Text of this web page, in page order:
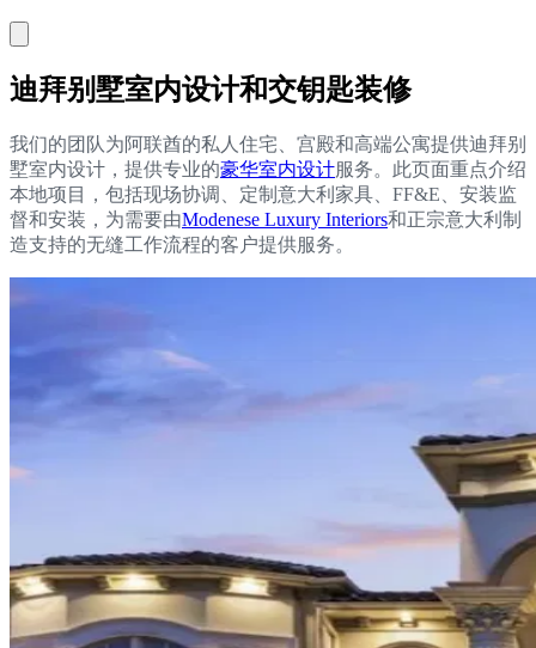
迪拜别墅室内设计和交钥匙装修
我们的团队为阿联酋的私人住宅、宫殿和高端公寓提供迪拜别
墅室内设计，提供专业的豪华室内设计服务。此页面重点介绍
本地项目，包括现场协调、定制意大利家具、FF&E、安装监
督和安装，为需要由Modenese Luxury Interiors和正宗意大利制
造支持的无缝工作流程的客户提供服务。